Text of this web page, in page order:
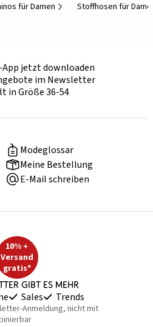
für Damen Stoffhosen für
jetzt downloaden
im Newsletter
in Größe 36-54
Modeglossar
Meine Bestellung
E-Mail schreiben
10% +
Versand
gratis*
gibt es mehr
Sales Trends
Anmeldung, nicht mit